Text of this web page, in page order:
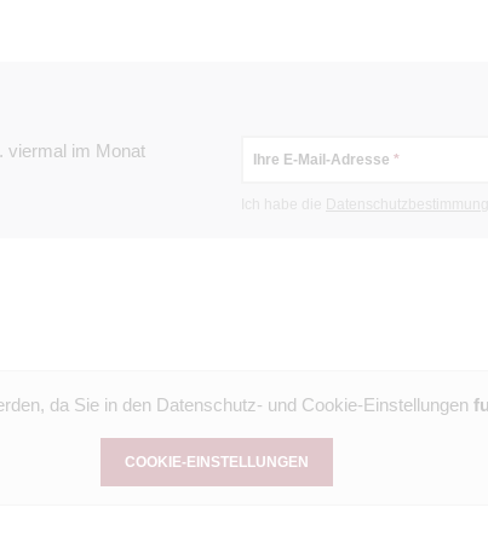
2026, 9
chinesische
Geschichte.
Taolu-Wettkämpfe,
und Alt zur
durch die
viermal im Monat
Ihre E-Mail-Adresse
Ich habe die
da Sie in den Datenschutz- und Cookie-Einstellungen
COOKIE-EINSTELLUNGEN